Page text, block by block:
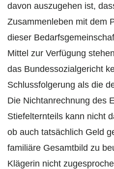
davon auszugehen ist,
Zusammenleben mit dem
dieser
Mittel zur Verfügung
das Bundessozialgericht
Schlussfolgerung als die
Die Nichtanrechnung des
Stiefelternteils kann nicht
ob auch tatsächlich Geld
familiäre Gesamtbild zu
Klägerin nicht